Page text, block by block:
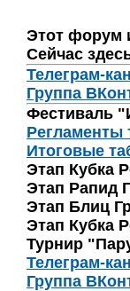
Этот форум
Сейчас
Телеграм-
Группа
Фестиваль
Регламенты
Итоговые
Этап Кубка
Этап Рапид
Этап Блиц
Этап Кубка
Турнир
Телеграм-
Группа